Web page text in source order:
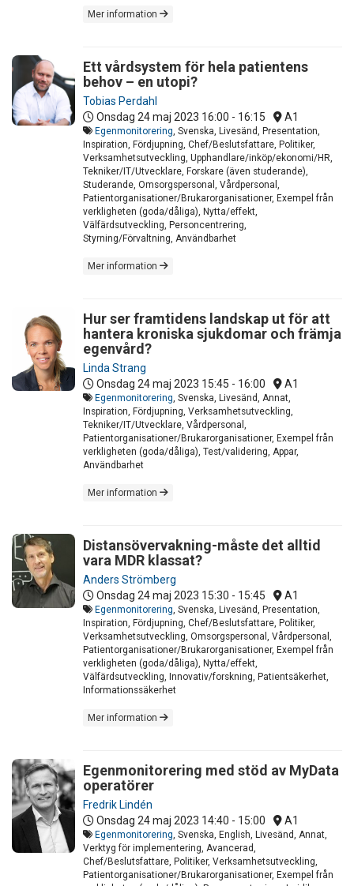
Mer information
Ett vårdsystem för hela patientens
behov – en utopi?
Tobias Perdahl
Onsdag 24 maj 2023 16:00 - 16:15 A1
Egenmonitorering , Svenska, Livesänd, Presentation,
Inspiration, Fördjupning, Chef/Beslutsfattare, Politiker,
Verksamhetsutveckling, Upphandlare/inköp/ekonomi/HR,
Tekniker/IT/Utvecklare, Forskare (även studerande),
Studerande, Omsorgspersonal, Vårdpersonal,
Patientorganisationer/Brukarorganisationer, Exempel från
verkligheten (goda/dåliga), Nytta/effekt,
Välfärdsutveckling, Personcentrering,
Styrning/Förvaltning, Användbarhet
Mer information
Hur ser framtidens landskap ut för att
hantera kroniska sjukdomar och främja
egenvård?
Linda Strang
Onsdag 24 maj 2023 15:45 - 16:00 A1
Egenmonitorering , Svenska, Livesänd, Annat,
Inspiration, Fördjupning, Verksamhetsutveckling,
Tekniker/IT/Utvecklare, Vårdpersonal,
Patientorganisationer/Brukarorganisationer, Exempel från
verkligheten (goda/dåliga), Test/validering, Appar,
Användbarhet
Mer information
Distansövervakning-måste det alltid
vara MDR klassat?
Anders Strömberg
Onsdag 24 maj 2023 15:30 - 15:45 A1
Egenmonitorering , Svenska, Livesänd, Presentation,
Inspiration, Fördjupning, Chef/Beslutsfattare, Politiker,
Verksamhetsutveckling, Omsorgspersonal, Vårdpersonal,
Patientorganisationer/Brukarorganisationer, Exempel från
verkligheten (goda/dåliga), Nytta/effekt,
Välfärdsutveckling, Innovativ/forskning, Patientsäkerhet,
Informationssäkerhet
Mer information
Egenmonitorering med stöd av MyData
operatörer
Fredrik Lindén
Onsdag 24 maj 2023 14:40 - 15:00 A1
Egenmonitorering , Svenska, English, Livesänd, Annat,
Verktyg för implementering, Avancerad,
Chef/Beslutsfattare, Politiker, Verksamhetsutveckling,
Patientorganisationer/Brukarorganisationer, Exempel från